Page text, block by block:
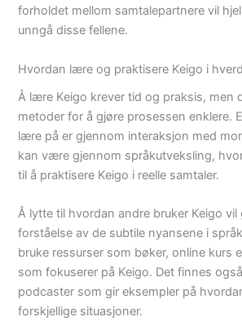
forholdet mellom samtalepartnere vil
unngå disse fellene.
Hvordan lære og praktisere Keigo i
Å lære Keigo krever tid og praksis, men
metoder for å gjøre prosessen enklere.
lære på er gjennom interaksjon med
kan være gjennom språkutveksling,
til å praktisere Keigo i reelle samtaler.
Å lytte til hvordan andre bruker Keigo vil
forståelse av de subtile nyansene i
bruke ressurser som bøker, online kurs
som fokuserer på Keigo. Det finnes
podcaster som gir eksempler på
forskjellige situasjoner.